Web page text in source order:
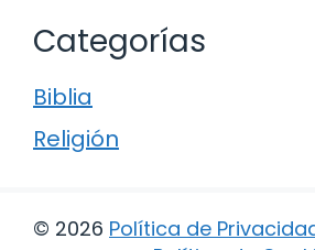
Categorías
Biblia
Religión
© 2026 Política de